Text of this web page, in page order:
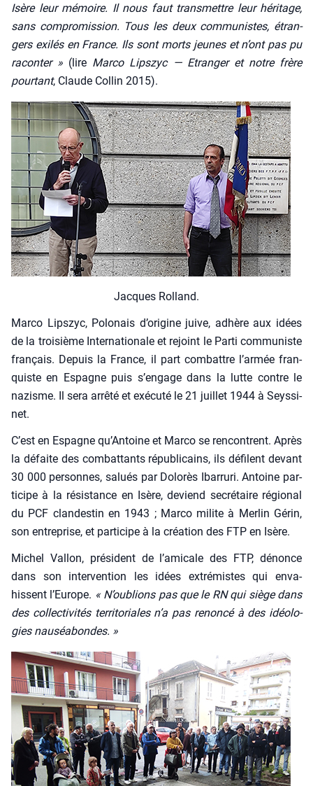
Isère leur mémoire. Il nous faut trans­mettre leur héri­tage,
sans com­pro­mis­sion. Tous les deux com­mu­nistes, étran­
gers exi­lés en France. Ils sont morts jeunes et n’ont pas pu
racon­ter » (lire Mar­co Lips­zyc — Etran­ger et notre frère
pour­tant, Claude Col­lin 2015).
Jacques Rol­land.
Mar­co Lips­zyc, Polo­nais d’o­ri­gine juive, adhère aux idées
de la troi­sième Inter­na­tio­nale et rejoint le Par­ti com­mu­niste
fran­çais. Depuis la France, il part com­battre l’ar­mée fran­
quiste en Espagne puis s’en­gage dans la lutte contre le
nazisme. Il sera arrê­té et exé­cu­té le 21 juillet 1944 à Seys­si­
net.
C’est en Espagne qu’Antoine et Mar­co se ren­contrent. Après
la défaite des com­bat­tants répu­bli­cains, ils défilent devant
30 000 per­sonnes, salués par Dolo­rès Ibar­ru­ri. Antoine par­
ti­cipe à la résis­tance en Isère, deviend secré­taire régio­nal
du PCF clan­des­tin en 1943 ; Mar­co milite à Mer­lin Gérin,
son entre­prise, et par­ti­cipe à la créa­tion des FTP en Isère.
Michel Val­lon, pré­sident de l’amicale des FTP, dénonce
dans son inter­ven­tion les idées extré­mistes qui enva­
hissent l’Europe. « N’oublions pas que le RN qui siège dans
des col­lec­ti­vi­tés ter­ri­to­riales n’a pas renon­cé à des idéo­lo­
gies nau­séa­bondes. »